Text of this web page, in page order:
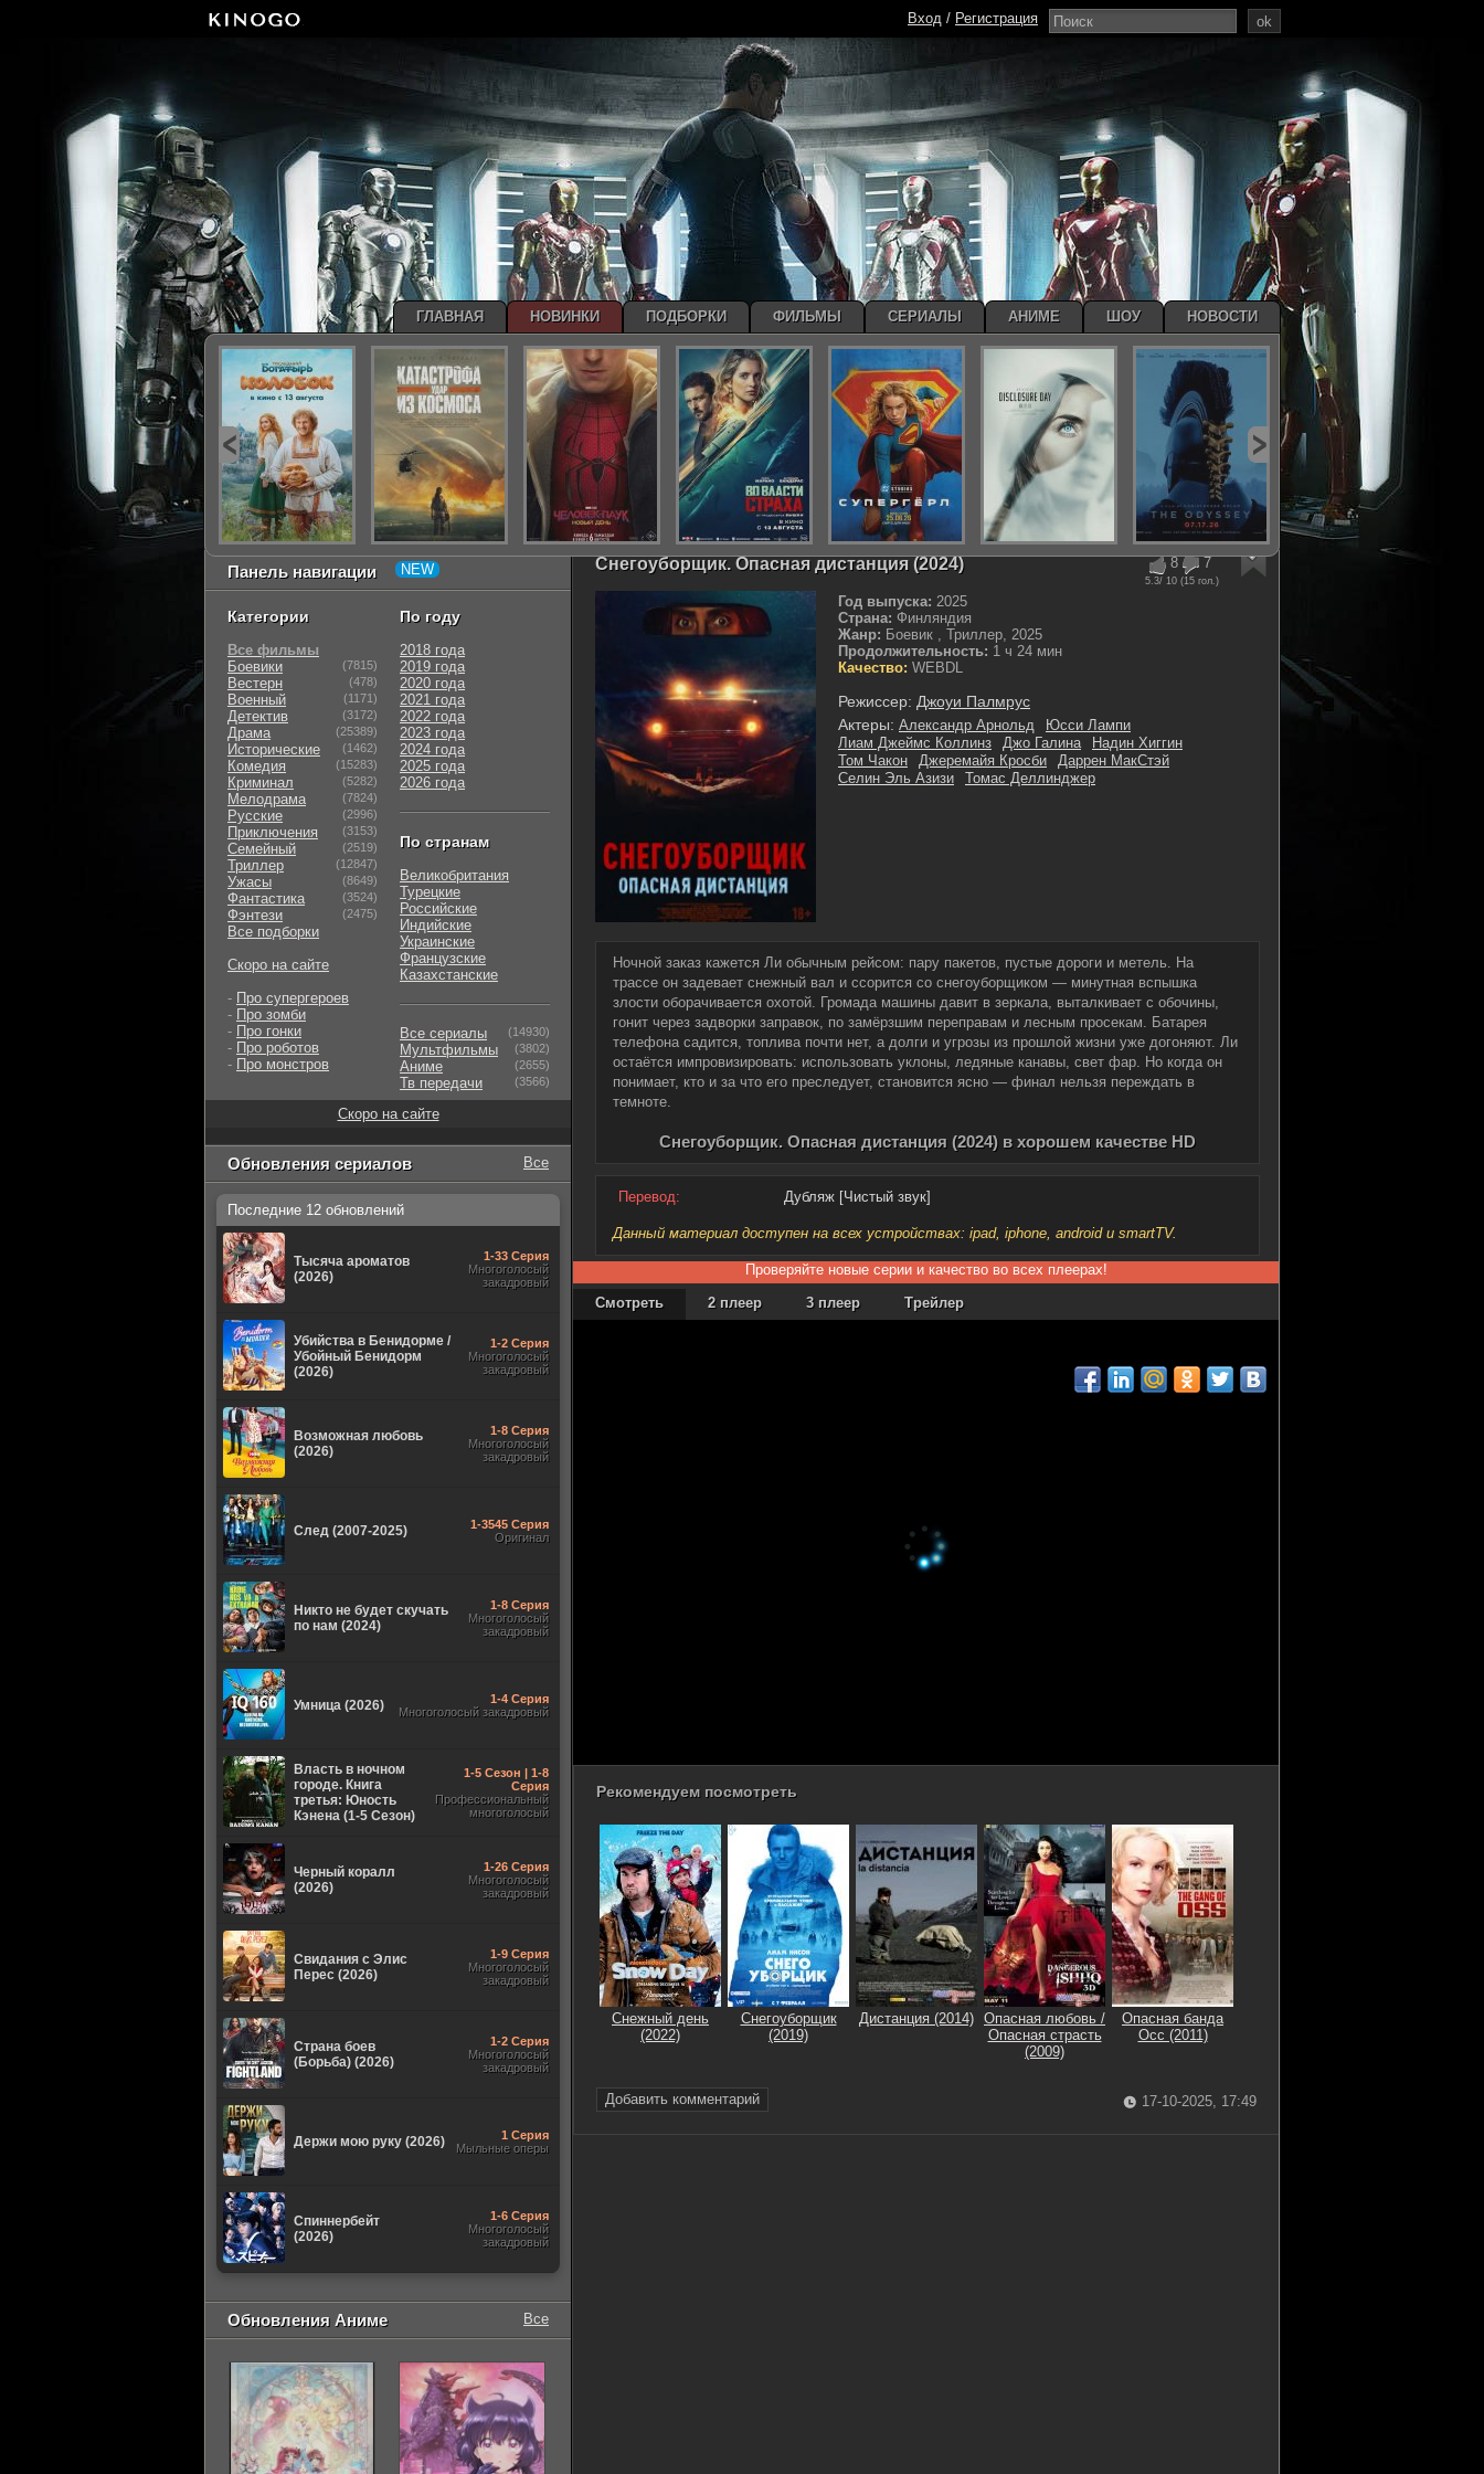
8 7
5.3/ 10 (15 гол.)
Снегоуборщик. Опасная дистанция (2024)
Год выпуска: 2025
Страна: Финляндия
Жанр: Боевик , Триллер, 2025
Продолжительность: 1 ч 24 мин
Качество: WEBDL
Режиссер: Джоуи Палмрус
Актеры: Александр Арнольд
Юсси Лампи
Лиам Джеймс Коллинз
Джо Галина
Надин Хиггин
Том Чакон
Джеремайя Кросби
Даррен МакСтэй
Селин Эль Азизи
Томас Деллинджер
Ночной заказ кажется Ли обычным рейсом: пару пакетов, пустые дороги и метель. На
трассе он задевает снежный вал и ссорится со снегоуборщиком — минутная вспышка
злости оборачивается охотой. Громада машины давит в зеркала, выталкивает с обочины,
гонит через задворки заправок, по замёрзшим переправам и лесным просекам. Батарея
телефона садится, топлива почти нет, а долги и угрозы из прошлой жизни уже догоняют. Ли
остаётся импровизировать: использовать уклоны, ледяные канавы, свет фар. Но когда он
понимает, кто и за что его преследует, становится ясно — финал нельзя переждать в
темноте.
Снегоуборщик. Опасная дистанция (2024) в хорошем качестве HD
Перевод: Дубляж [Чистый звук]
Данный материал доступен на всех устройствах: ipad, iphone, android и smartTV.
Проверяйте новые серии и качество во всех плеерах!
Смотреть
2 плеер 3 плеер Трейлер
Рекомендуем посмотреть
Снежный день
(2022)
Снегоуборщик
(2019)
Дистанция (2014) Опасная любовь /
Опасная страсть
(2009)
Опасная банда
Осс (2011)
Добавить комментарий 17-10-2025, 17:49
Панель навигации
Категории
Все фильмы
Боевики
(7815)
Вестерн (478)
Военный (1171)
Детектив (3172)
Драма (25389)
Исторические (1462)
Комедия (15283)
Криминал (5282)
Мелодрама (7824)
Русские (2996)
Приключения (3153)
Семейный (2519)
Триллер (12847)
Ужасы (8649)
Фантастика (3524)
Фэнтези (2475)
Все подборки
Скоро на сайте
- Про супергероев
- Про зомби
- Про гонки
- Про роботов
- Про монстров
По году
2018 года
2019 года
2020 года
2021 года
2022 года
2023 года
2024 года
2025 года
2026 года
По странам
Великобритания
Турецкие
Российские
Индийские
Украинские
Французские
Казахстанские
Все сериалы (14930)
Мультфильмы (3802)
Аниме (2655)
Тв передачи (3566)
Скоро на сайте
Обновления сериалов Все
Последние 12 обновлений
Тысяча ароматов
(2026)
1-33 Серия
Многоголосый
закадровый
Убийства в Бенидорме /
Убойный Бенидорм
(2026)
1-2 Серия
Многоголосый
закадровый
Возможная любовь
(2026)
1-8 Серия
Многоголосый
закадровый
След (2007-2025)
1-3545 Серия
Оригинал
Никто не будет скучать
по нам (2024)
1-8 Серия
Многоголосый
закадровый
Умница (2026)
1-4 Серия
Многоголосый закадровый
Власть в ночном
городе. Книга
третья: Юность
Кэнена (1-5 Сезон)
1-5 Сезон | 1-8
Серия
Профессиональный
многоголосый
Черный коралл
(2026)
1-26 Серия
Многоголосый
закадровый
Свидания с Элис
Перес (2026)
1-9 Серия
Многоголосый
закадровый
Страна боев
(Борьба) (2026)
1-2 Серия
Многоголосый
закадровый
Держи мою руку (2026)
1 Серия
Мыльные оперы
Спиннербейт
(2026)
1-6 Серия
Многоголосый
закадровый
Обновления Аниме Все
ok
Вход / Регистрация
ГЛАВНАЯ НОВИНКИ ПОДБОРКИ ФИЛЬМЫ СЕРИАЛЫ АНИМЕ ШОУ НОВОСТИ